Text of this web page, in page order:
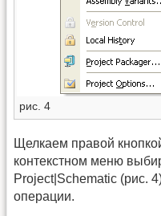
рис. 4
Щелкаем правой
контекстном меню
Project|Schematic (рис.
операции.